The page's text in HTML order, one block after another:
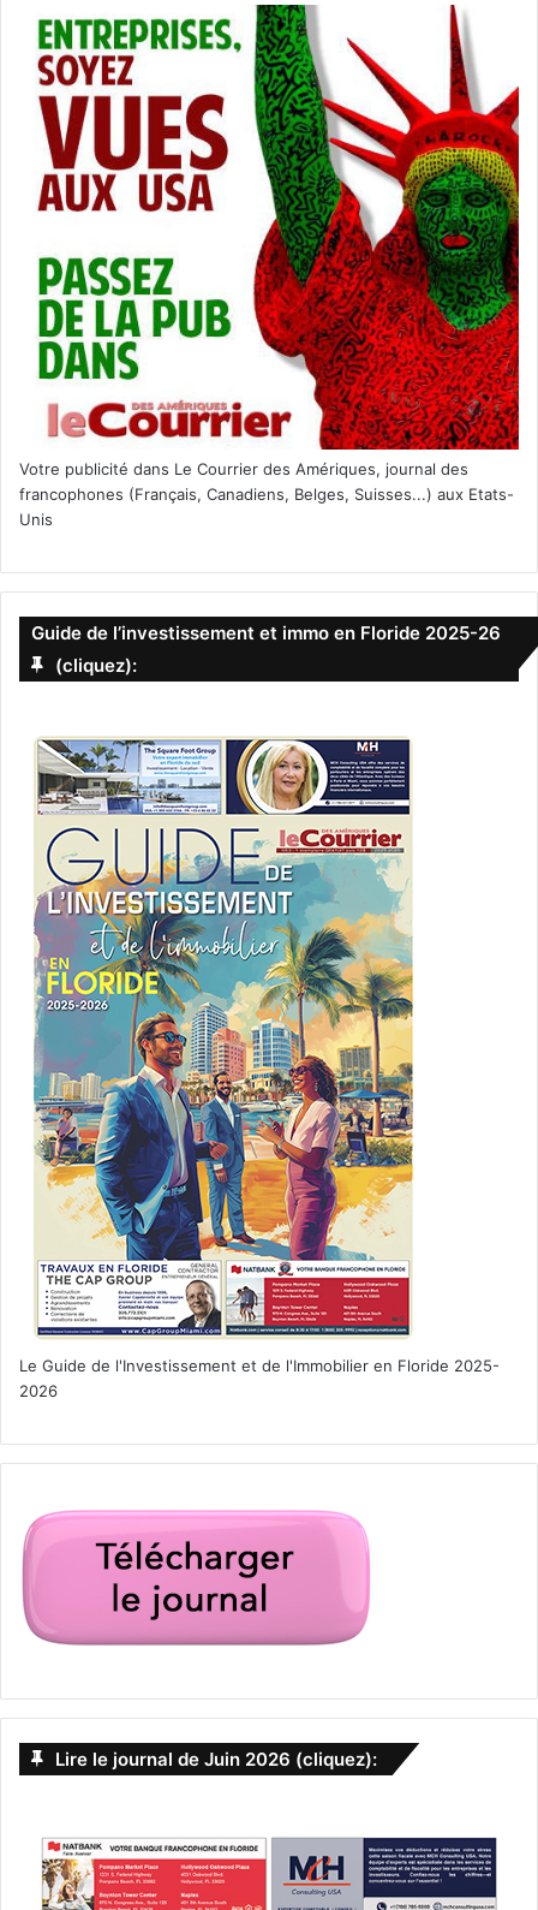
Votre publicité dans Le Courrier des Amériques, journal des
francophones (Français, Canadiens, Belges, Suisses...) aux Etats-
Unis
Guide de l’investissement et immo en Floride 2025-26
(cliquez):
Le Guide de l'Investissement et de l'Immobilier en Floride 2025-
2026
Lire le journal de Juin 2026 (cliquez):